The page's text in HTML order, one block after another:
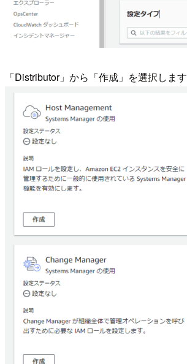
「Distributor」から「作成」を選択します